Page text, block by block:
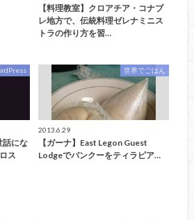
【料理教室】クロアチア・コナブ
レ地方で、伝統料理ゼレナミニス
トラの作り方を習…
話にな
ス
世界でごはん
2013.6.29
【ガーナ】East Legon Guest
Lodgeでバンクーをティラピア…